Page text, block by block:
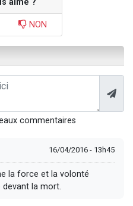
NON
commentaires
16/04/2016 - 13h45
la force et la volonté
la mort.